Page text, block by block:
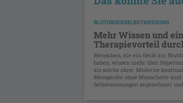
BLUTDRUCKSELBSTMESSUNG
Mehr Wissen und ein
Therapievorteil
Menschen, die ein Gerät zur
haben, wissen mehr über
als solche ohne. Moderne
Messgeräte ohne Manschette sind
Selbstmessungen angenehmer und